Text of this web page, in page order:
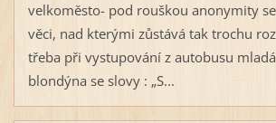
velkoměsto- pod rouškou anonymity
věci, nad kterými zůstává tak trochu
třeba při vystupování z autobusu
blondýna se slovy : „S...